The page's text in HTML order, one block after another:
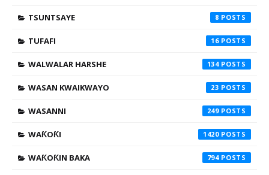
TSUNTSAYE 8
TUFAFI 16
WALWALAR HARSHE 134
WASAN KWAIKWAYO 23
WASANNI 249
WAƘOƘI 1420
WAƘOƘIN BAKA 794